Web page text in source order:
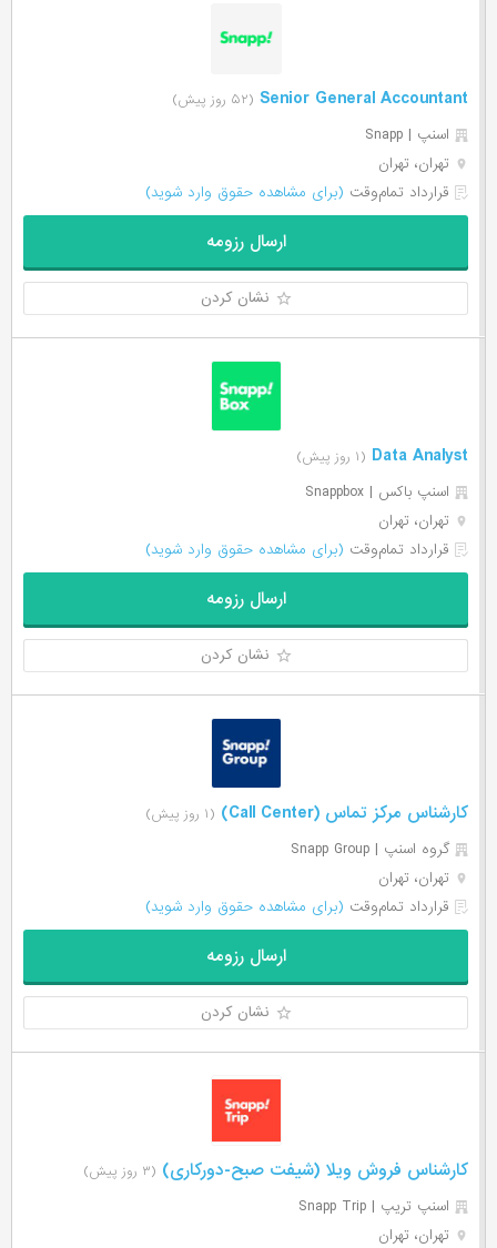
Senior General Accountant (۵۲ روز پیش)
اسنپ | Snapp
تهران، تهران
قرارداد تمام‌وقت (برای مشاهده حقوق وارد شوید)
ارسال رزومه
نشان کردن
Data Analyst (۱ روز پیش)
اسنپ باکس | Snappbox
تهران، تهران
قرارداد تمام‌وقت (برای مشاهده حقوق وارد شوید)
ارسال رزومه
نشان کردن
کارشناس مرکز تماس (Call Center) (۱ روز پیش)
گروه اسنپ | Snapp Group
تهران، تهران
قرارداد تمام‌وقت (برای مشاهده حقوق وارد شوید)
ارسال رزومه
نشان کردن
کارشناس فروش ویلا (شیفت صبح-دورکاری) (۳ روز پیش)
اسنپ تریپ | Snapp Trip
تهران، تهران